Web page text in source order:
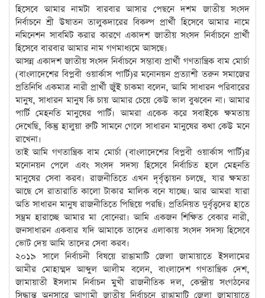
হিসেবে আমার নামটা বারবার আসার পেছনে দশম জাতীয় সংসদ
নির্বাচনে শ্রী উষাতন তালুকদারের বিকল্প প্রার্থী হিসেবে আমার নামে
নমিনেশন সাবমিট করার কারণে একাদশ জাতীয় সংসদ নির্বাচনে প্রার্থী
হিসেবে বারবার আমার নাম গণমাধ্যমে আসছে।
আসন্ন একাদশ জাতীয় সংসদ নির্বাচনে সম্ভাব্য প্রার্থী গণতান্ত্রিক বাম মোর্চা
(বাংলাদেশের বিপ্লবী ওয়ার্কাস পার্টি)র মনোনয়ন প্রত্যাশী তরুন সমাজের
প্রতিনিধি একমাত্র নারী প্রার্থী জুঁই চাকমা বলেন, আমি সাধারন পরিবারের
মানুষ, সাধারন মানুষ কি চায় আমার চেয়ে কেউ ভাল বুঝবেন না। আমার
পার্টি মেহনতি মানুষের পার্টি। আমরা একেক করে সবাইকে ক্ষমতায়
দেখেছি, কিন্তু হালুয়া রুটি সামনে গেলে সাধারন মানুষের কথা কেউ মনে
রাখেনা।
তাই আমি গণতান্ত্রিক বাম মোর্চা (বাংলাদেশের বিপ্লবী ওয়ার্কাস পার্টি)র
মনোনয়ন পেলে এবং সংসদ সদস্য হিসেবে নির্বাচিত হলে মেহনতি
মানুষের সেবা করব। রাজনীতিতে এখন দৃর্বৃত্বায়ন চলছে, যার ক্ষমতা
আছে সে রাতারাতি কালো টাকার মালিক বনে যাচ্ছে। আর আমরা যারা
অতি সাধারন মানুষ রাজনীতিতে পিছিয়ে পরছি। প্রতিনিয়ত দুর্বৃত্ত্বদের হাতে
সম্ভ্রম হারাচ্ছে আমার মা বোনেরা। আমি একজন শিক্ষিত বেকার নারী,
জনসাধারন একবার যদি আমাকে তাদের এলাকায় সংসদ সদস্য হিসেবে
ভোট দেয় আমি তাদের সেবা করব।
২০১৯ সালে নির্বাচনী বিষয়ে রাঙামাটি জেলা জামায়াতে ইসলামের
আমীর মোহাম্মদ আব্দুল আলীম বলেন, বাংলাদেশ গণতান্ত্রিক দেশ,
জামায়াতী ইসলাম নির্বাচন মুখী রাজনীতিক দল, কেন্দ্রীয় সংগঠনের
সিদ্ধান্ত অনুসারে আগামী জাতীয় নির্বাচনে রাঙামাটি জেলা জামায়াতে